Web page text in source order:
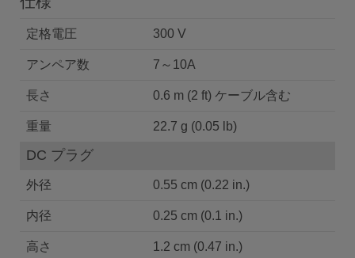
定格電圧 300 V
アンペア数 7～10A
長さ 0.6 m (2 ft) ケーブル含む
重量 22.7 g (0.05 lb)
DC プラグ
外径 0.55 cm (0.22 in.)
内径 0.25 cm (0.1 in.)
高さ 1.2 cm (0.47 in.)